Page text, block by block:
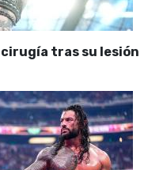
cirugía tras su lesión